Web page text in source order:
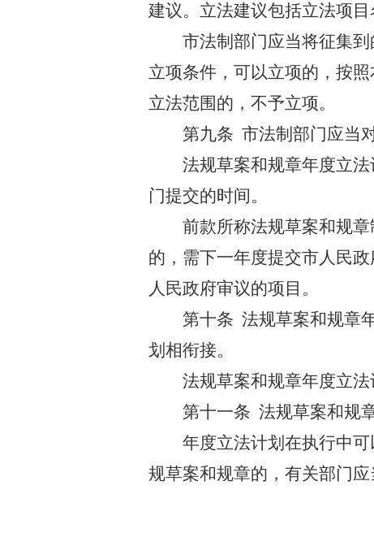
建议。立法建议包括立法项
市法制部门应当将征集
立项条件，可以立项的，按
立法范围的，不予立项。
第九条 市法制部门应当
法规草案和规章年度立
门提交的时间。
前款所称法规草案和规
的，需下一年度提交市人民
人民政府审议的项目。
第十条 法规草案和规章
划相衔接。
法规草案和规章年度立
第十一条 法规草案和规
年度立法计划在执行中
规草案和规章的，有关部门